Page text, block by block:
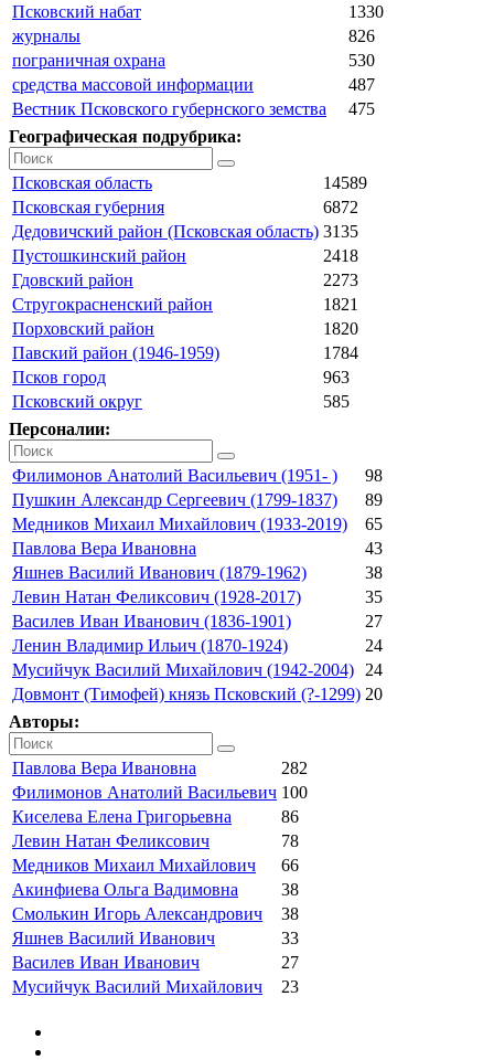
Псковский набат
1330
журналы
826
пограничная охрана
530
средства массовой информации
487
Вестник Псковского губернского земства
475
Географическая подрубрика:
Псковская область
14589
Псковская губерния
6872
Дедовичский район (Псковская область) 3135
Пустошкинский район
2418
Гдовский район
2273
Стругокрасненский район
1821
Порховский район
1820
Павский район (1946-1959)
1784
Псков город
963
Псковский округ
585
Персоналии:
Филимонов Анатолий Васильевич (1951- )
98
Пушкин Александр Сергеевич (1799-1837)
89
Медников Михаил Михайлович (1933-2019)
65
Павлова Вера Ивановна
43
Яшнев Василий Иванович (1879-1962)
38
Левин Натан Феликсович (1928-2017)
35
Василев Иван Иванович (1836-1901)
27
Ленин Владимир Ильич (1870-1924)
24
Мусийчук Василий Михайлович (1942-2004)
24
Довмонт (Тимофей) князь Псковский (?-1299) 20
Авторы:
Павлова Вера Ивановна
282
Филимонов Анатолий Васильевич 100
Киселева Елена Григорьевна
86
Левин Натан Феликсович
78
Медников Михаил Михайлович
66
Акинфиева Ольга Вадимовна
38
Смолькин Игорь Александрович
38
Яшнев Василий Иванович
33
Василев Иван Иванович
27
Мусийчук Василий Михайлович
23